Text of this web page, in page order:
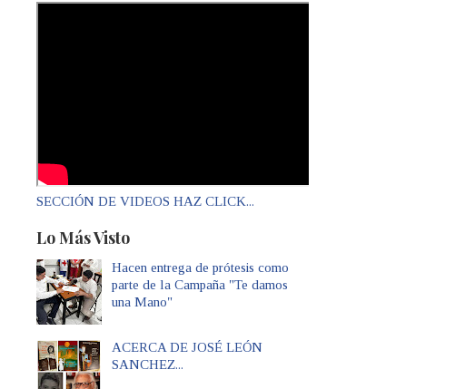
SECCIÓN DE VIDEOS HAZ CLICK...
Lo Más Visto
Hacen entrega de prótesis como
parte de la Campaña "Te damos
una Mano"
ACERCA DE JOSÉ LEÓN
SANCHEZ...